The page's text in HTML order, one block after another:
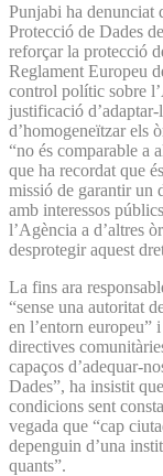
Punjabi ha denunciat
Protecció de Dades
reforçar la protecció
Reglament Europeu
control polític sobre
justificació
d’homogeneïtzar els
“no és comparable a
que ha recordat que
missió de garantir un
amb interessos
l’Agència a d’altres
desprotegir aquest
La fins ara
“sense una autoritat
en l’entorn europeu”
directives
capaços d’adequar-
Dades”, ha insistit
condicions sent
vegada que “cap
depenguin d’una
quants”.